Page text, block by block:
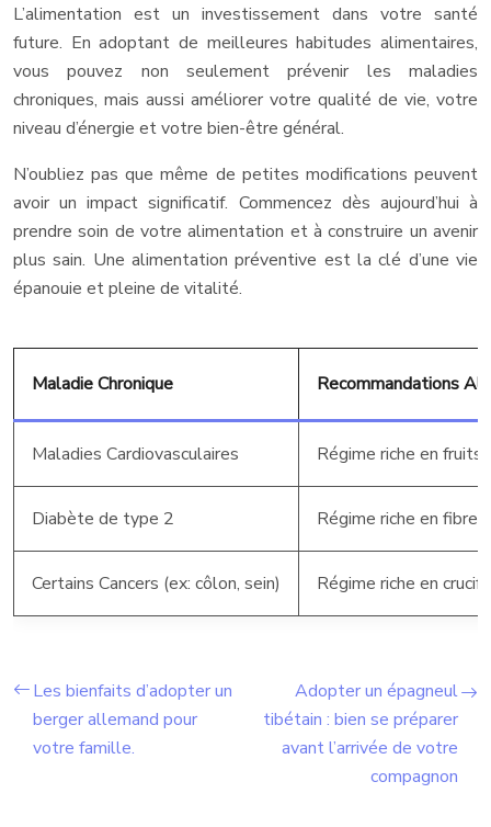
L’alimentation est un investissement dans votre santé
future. En adoptant de meilleures habitudes alimentaires,
vous pouvez non seulement prévenir les maladies
chroniques, mais aussi améliorer votre qualité de vie, votre
niveau d’énergie et votre bien-être général.
N’oubliez pas que même de petites modifications peuvent
avoir un impact significatif. Commencez dès aujourd’hui à
prendre soin de votre alimentation et à construire un avenir
plus sain. Une alimentation préventive est la clé d’une vie
épanouie et pleine de vitalité.
Maladie Chronique Recommandations
Maladies Cardiovasculaires Régime riche en
Diabète de type 2 Régime riche en
Certains Cancers (ex: côlon, sein) Régime riche en
Les bienfaits d’adopter un
berger allemand pour
votre famille.
Adopter un épagneul
tibétain : bien se préparer
avant l’arrivée de votre
compagnon